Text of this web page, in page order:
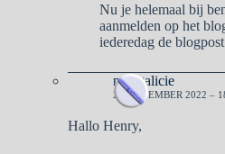
Nu je helemaal bij
aanmelden op het
iederedag de
naargalicie
28 NOVEMBER 2022 –
Hallo Henry,